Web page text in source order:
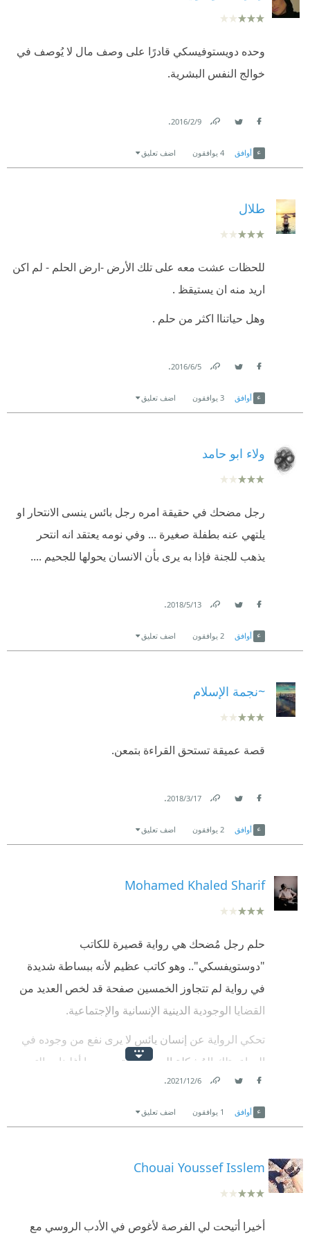
وحده دويستوفيسكي قادرًا على وصف مال لا يُوصف في
خوالج النفس البشرية.
9‏/2‏/2016
.
أوافق 4 يوافقون اضف تعليق
طلال
للحظات عشت معه على تلك الأرض -ارض الحلم - لم اكن
اريد منه ان يستيقظ .
وهل حياتناا اكثر من حلم .
5‏/6‏/2016
.
أوافق 3 يوافقون اضف تعليق
ولاء ابو حامد
رجل مضحك في حقيقة امره رجل بائس ينسى الانتحار او
يلتهي عنه بطفلة صغيرة ... وفي نومه يعتقد انه انتحر
يذهب للجنة فإذا به يرى بأن الانسان يحولها للجحيم ....
13‏/5‏/2018
.
أوافق 2 يوافقون اضف تعليق
~نجمة الإسلام
قصة عميقة تستحق القراءة بتمعن.
17‏/3‏/2018
.
أوافق 2 يوافقون اضف تعليق
Mohamed Khaled Sharif
حلم رجل مُضحك هي رواية قصيرة للكاتب
"دوستويفسكي".. وهو كاتب عظيم لأنه ببساطة شديدة
في رواية لم تتجاوز الخمسين صفحة قد لخص العديد من
القضايا الوجودية الدينية الإنسانية والإجتماعية.
تحكي الرواية عن إنسان يائس لا يرى نفع من وجوده في
الحياة.. تلك المُشكلة الوجودية التي مر بها أغلبنا.. والتي
محورها سؤال ثُم ماذا بعد؟
نجاح في حياتك؟ وماذا بعد؟
بعد؟
هل سأظل هكذا ترس في تلك الماكينة الكبيرة المُسماة
6‏/12‏/2021
.
أوافق 1 يوافقون اضف تعليق
Chouai Youssef Isslem
أخيرا أتيحت لي الفرصة لأغوص في الأدب الروسي مع